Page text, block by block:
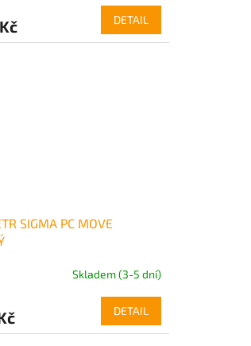
DETAIL
SIGMA PC MOVE
Skladem (3-5 dní)
DETAIL